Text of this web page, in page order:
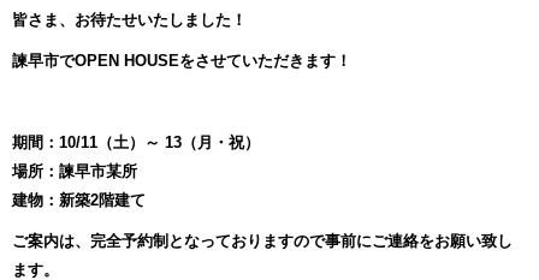
皆さま、お待たせいたしました！
諫早市でOPEN HOUSEをさせていただきます！
期間：10/11（土）～ 13（月・祝）
場所：諫早市某所
建物：新築2階建て
ご案内は、完全予約制となっておりますので事前にご連絡をお願い致し
ます。